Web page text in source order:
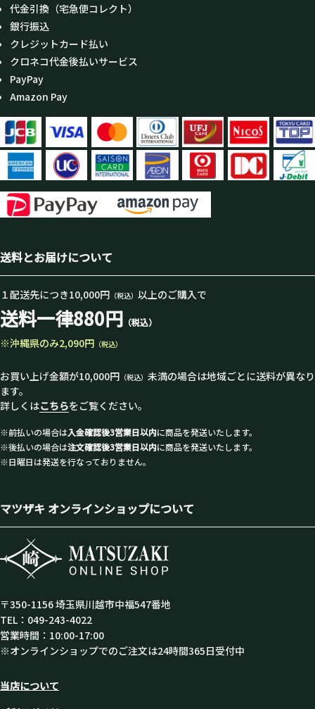
代金引換（宅急便コレクト）
銀行振込
クレジットカード払い
クロネコ代金後払いサービス
PayPay
Amazon Pay
送料とお届けについて
１配送先につき10,000円 （税込） 以上のご購入で
送料一律880円 （税込）
※沖縄県のみ2,090円 （税込）
お買い上げ金額が10,000円 （税込） 未満の場合は地域ごとに送料が異なり
ます。
詳しくはこちらをご覧ください。
※前払いの場合は入金確認後3営業日以内に商品を発送いたします。
※後払いの場合は注文確認後3営業日以内に商品を発送いたします。
※日曜日は発送を行なっておりません。
マツザキ オンラインショップについて
〒350-1156 埼玉県川越市中福547番地
TEL：049-243-4022
営業時間：10:00-17:00
※オンラインショップでのご注文は24時間365日受付中
当店について